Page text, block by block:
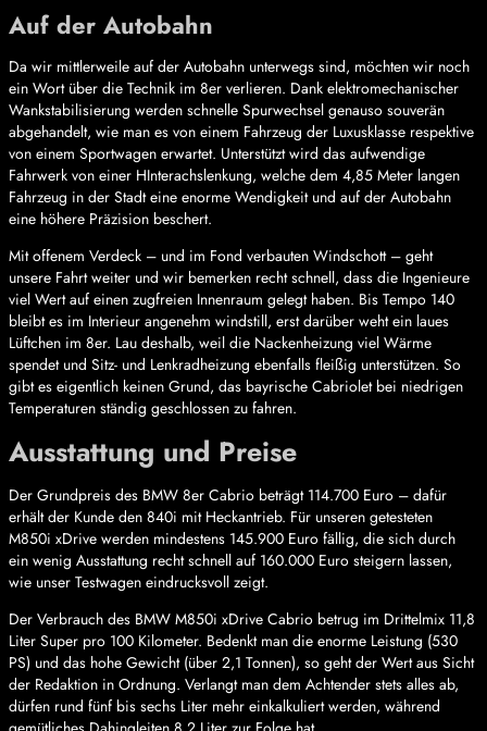
Auf der Autobahn
Da wir mittlerweile auf der Autobahn unterwegs sind, möchten wir noch
ein Wort über die Technik im 8er verlieren. Dank elektromechanischer
Wankstabilisierung werden schnelle Spurwechsel genauso souverän
abgehandelt, wie man es von einem Fahrzeug der Luxusklasse respektive
von einem Sportwagen erwartet. Unterstützt wird das aufwendige
Fahrwerk von einer HInterachslenkung, welche dem 4,85 Meter langen
Fahrzeug in der Stadt eine enorme Wendigkeit und auf der Autobahn
eine höhere Präzision beschert.
Mit offenem Verdeck – und im Fond verbauten Windschott – geht
unsere Fahrt weiter und wir bemerken recht schnell, dass die Ingenieure
viel Wert auf einen zugfreien Innenraum gelegt haben. Bis Tempo 140
bleibt es im Interieur angenehm windstill, erst darüber weht ein laues
Lüftchen im 8er. Lau deshalb, weil die Nackenheizung viel Wärme
spendet und Sitz- und Lenkradheizung ebenfalls fleißig unterstützen. So
gibt es eigentlich keinen Grund, das bayrische Cabriolet bei niedrigen
Temperaturen ständig geschlossen zu fahren.
Ausstattung und Preise
Der Grundpreis des BMW 8er Cabrio beträgt 114.700 Euro – dafür
erhält der Kunde den 840i mit Heckantrieb. Für unseren getesteten
M850i xDrive werden mindestens 145.900 Euro fällig, die sich durch
ein wenig Ausstattung recht schnell auf 160.000 Euro steigern lassen,
wie unser Testwagen eindrucksvoll zeigt.
Der Verbrauch des BMW M850i xDrive Cabrio betrug im Drittelmix 11,8
Liter Super pro 100 Kilometer. Bedenkt man die enorme Leistung (530
PS) und das hohe Gewicht (über 2,1 Tonnen), so geht der Wert aus Sicht
der Redaktion in Ordnung. Verlangt man dem Achtender stets alles ab,
dürfen rund fünf bis sechs Liter mehr einkalkuliert werden, während